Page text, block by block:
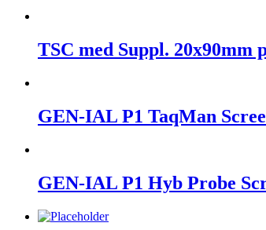
TSC med Suppl. 20x90mm
GEN-IAL P1 TaqMan
GEN-IAL P1 Hyb Probe